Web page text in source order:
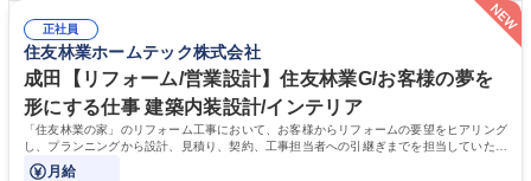
で担当出来る事が大きなポイントです。一貫して手掛けることで、お客様
の思いを汲み取り、その解決策をプランに反映させられるため、お客様の
満足に繋がります。 募集職種 広島【リフォーム/営業設計】住友林業G/お
客様の夢を形にする仕事
足頂くサービスを御提供するために、人材教育にも力を入れています。
【キャリアパス】研修制度が整っている為、営業未経験で入社した社員
も、今では当社のコアメンバーとして成長しています。実績を積み重ねれ
ば、主任→係長から、ゆくゆくは管理職へとステップアップも可能です。
学歴・資格 学歴：大学院 大学 高専 短大 専修学校 高校 語学力： 資格：
正社員
住友林業ホームテック株式会社
成田【リフォーム/営業設計】住友林業G/お客様の夢を
形にする仕事 建築内装設計/インテリア
「住友林業の家」のリフォーム工事において、お客様からリフォームの要望をヒアリング
し、プランニングから設計、見積り、契約、工事担当者への引継ぎまでを担当していただ
きます。
月給